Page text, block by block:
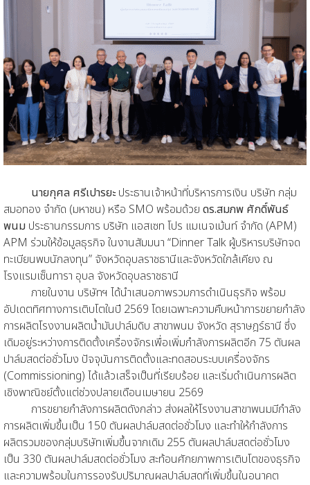
นายกุศล ศรีเปารยะประธานเจ้าหน้าที่บริหารการเงิน บริษัท กลุ่ม
สมอทอง จำกัด (มหาชน) หรือ SMO พร้อมด้วย ดร.สมภพ ศักดิ์พันธ์
พนม ประธานกรรมการ บริษัท แอสเซท โปร แมเนจเม้นท์ จำกัด (APM)
APM ร่วมให้ข้อมูลธุรกิจ ในงานสัมมนา “Dinner Talk ผู้บริหารบริษัทจด
ทะเบียนพบนักลงทุน” จังหวัดอุบลราชธานีและจังหวัดใกล้เคียง ณ
โรงแรมเซ็นทารา อุบล จังหวัดอุบลราชธานี
ภายในงาน บริษัทฯ ได้นำเสนอภาพรวมการดำเนินธุรกิจ พร้อม
อัปเดตทิศทางการเติบโตในปี 2569 โดยเฉพาะความคืบหน้าการขยายกำลัง
การผลิตโรงงานผลิตน้ำมันปาล์มดิบ สาขาพนม จังหวัด สุราษฎร์ธานี ซึ่ง
เดิมอยู่ระหว่างการติดตั้งเครื่องจักรเพื่อเพิ่มกำลังการผลิตอีก 75 ตันผล
ปาล์มสดต่อชั่วโมง ปัจจุบันการติดตั้งและทดสอบระบบเครื่องจักร
(Commissioning) ได้แล้วเสร็จเป็นที่เรียบร้อย และเริ่มดำเนินการผลิต
เชิงพาณิชย์ตั้งแต่ช่วงปลายเดือนเมษายน 2569
การขยายกำลังการผลิตดังกล่าว ส่งผลให้โรงงานสาขาพนมมีกำลัง
การผลิตเพิ่มขึ้นเป็น 150 ตันผลปาล์มสดต่อชั่วโมง และทำให้กำลังการ
ผลิตรวมของกลุ่มบริษัทเพิ่มขึ้นจากเดิม 255 ตันผลปาล์มสดต่อชั่วโมง
เป็น 330 ตันผลปาล์มสดต่อชั่วโมง สะท้อนศักยภาพการเติบโตของธุรกิจ
และความพร้อมในการรองรับปริมาณผลปาล์มสดที่เพิ่มขึ้นในอนาคต